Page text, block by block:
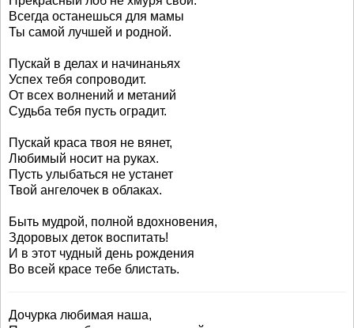
Всегда останешься для мамы
Ты самой лучшей и родной.
Пускай в делах и начинаньях
Успех тебя сопроводит.
От всех волнений и метаний
Судьба тебя пусть оградит.
Пускай краса твоя не вянет,
Любимый носит на руках.
Пусть улыбаться не устанет
Твой ангелочек в облаках.
Быть мудрой, полной вдохновения,
Здоровых деток воспитать!
И в этот чудный день рождения
Во всей красе тебе блистать.
Дочурка любимая наша,